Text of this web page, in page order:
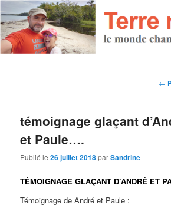
←
témoignage glaçant
et Paule….
Publié le26 juillet 2018parSandrine
TÉMOIGNAGE GLAÇANT D’ANDRÉ ET
Témoignage de André et Paule :